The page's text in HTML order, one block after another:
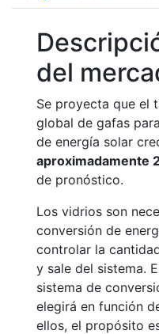
del
Se proyecta que el
global de gafas
de energía solar
aproximadamente
de pronóstico.
Los vidrios son
conversión de
controlar la
y sale del sistema.
sistema de
elegirá en función
ellos, el propósito